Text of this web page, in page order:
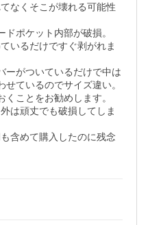
なくそこが壊れる可能性
ポケット内部が破損。
いるだけですぐ剥がれま
ーがついているだけで中は
ているのでサイズ違い。
ことをお勧めします。
は頑丈でも破損してしま
含めて購入したのに残念